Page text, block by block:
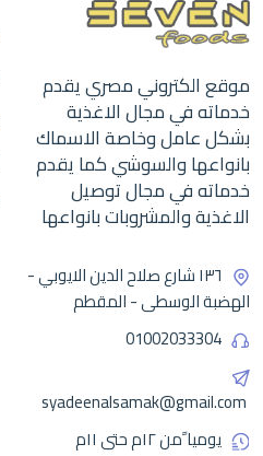
موقع الكتروني مصري يقدم
خدماته في مجال الاغذية
بشكل عامل وخاصة الاسماك
بانواعها والسوشي كما يقدم
خدماته في مجال توصيل
الاغذية والمشروبات بانواعها
١٣٦ شارع صلاح الدين الايوبي -
الهضبة الوسطى - المقطم
01002033304
syadeenalsamak@gmail.com
يوميا ًمن ١٢م حتى ١١م